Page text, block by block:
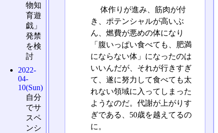
体作りが進み、筋肉が付
き、ポテンシャルが高いぶ
ん、燃費が悪めの体になり
「腹いっぱい食べても、肥満
にならない体」になったのは
いいんだが、それが行きすぎ
て、遂に努力して食べても太
れない領域に入ってしまった
ようなのだ。代謝が上がりす
ぎである、50歳を越えてるの
に。
物知
育遊
戯」
発禁
を検
討
2022-
04-
10(Sun)
自分
でサ
スペ
ンシ